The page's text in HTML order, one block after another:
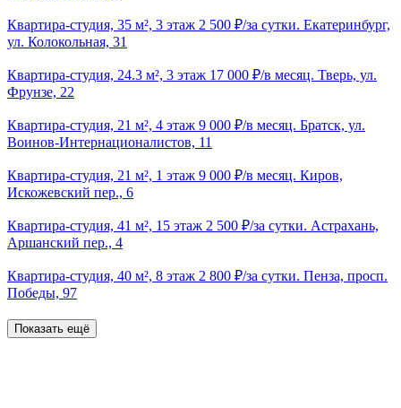
Квартира-студия, 35 м², 3 этаж 2 500 ₽/за сутки. Екатеринбург,
ул. Колокольная, 31
Квартира-студия, 24.3 м², 3 этаж 17 000 ₽/в месяц. Тверь, ул.
Фрунзе, 22
Квартира-студия, 21 м², 4 этаж 9 000 ₽/в месяц. Братск, ул.
Воинов-Интернационалистов, 11
Квартира-студия, 21 м², 1 этаж 9 000 ₽/в месяц. Киров,
Искожевский пер., 6
Квартира-студия, 41 м², 15 этаж 2 500 ₽/за сутки. Астрахань,
Аршанский пер., 4
Квартира-студия, 40 м², 8 этаж 2 800 ₽/за сутки. Пенза, просп.
Победы, 97
Показать ещё